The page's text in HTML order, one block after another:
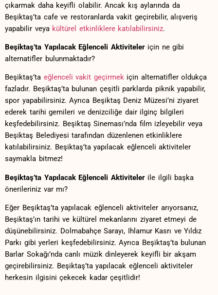
çıkarmak ⁣daha keyifli olabilir. Ancak​ kış aylarında da
Beşiktaş’ta cafe ve restoranlarda⁢ vakit geçirebilir, alışveriş‍
yapabilir veya​ kültürel etkinliklere ⁣katılabilirsiniz.
Beşiktaş’ta Yapılacak ⁣Eğlenceli Aktiviteleriçin ⁢ne gibi
alternatifler bulunmaktadır?
Beşiktaş’ta‌ eğlenceli vakit ‍geçirmekiçin‌ alternatifler oldukça
fazladır. Beşiktaş’ta bulunan çeşitli parklarda piknik​ yapabilir,⁢
spor yapabilirsiniz. Ayrıca ‌Beşiktaş Deniz Müzesi’ni ziyaret
ederek tarihi gemileri ve denizciliğe‍ dair ilginç bilgileri
keşfedebilirsiniz. Beşiktaş Sineması’nda film izleyebilir veya
Beşiktaş Belediyesi tarafından düzenlenen etkinliklere
katılabilirsiniz. Beşiktaş’ta yapılacak⁤ eğlenceli aktiviteler
saymakla‍ bitmez!
Beşiktaş’ta​ Yapılacak⁣ Eğlenceli Aktivitelerile⁣ ilgili başka​
önerileriniz var mı?
Eğer Beşiktaş’ta yapılacak eğlenceli aktiviteler‌ arıyorsanız, ​
Beşiktaş’ın tarihi ve​ kültürel mekanlarını ⁤ziyaret etmeyi ‍de‌
düşünebilirsiniz. Dolmabahçe Sarayı, Ihlamur Kasrı ve Yıldız
Parkı gibi‌ yerleri keşfedebilirsiniz. Ayrıca Beşiktaş’ta bulunan
Barlar Sokağı’nda canlı müzik‌ dinleyerek ⁢keyifli bir akşam
⁤geçirebilirsiniz. Beşiktaş’ta yapılacak eğlenceli aktiviteler
herkesin ilgisini çekecek kadar çeşitlidir!